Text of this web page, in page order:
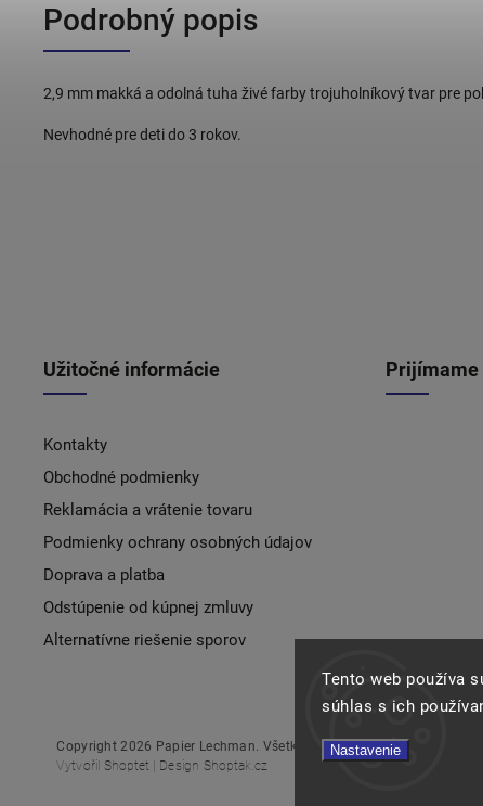
Tento web používa
súhlas s ich
Nastavenie
Podrobný popis
2,9 mm makká a odolná tuha živé farby trojuholníkový tvar pre
Nevhodné pre deti do 3 rokov.
Užitočné informácie
Kontakty
Obchodné podmienky
Reklamácia a vrátenie tovaru
Podmienky ochrany osobných údajov
Doprava a platba
Odstúpenie od kúpnej zmluvy
Alternatívne riešenie sporov
Prijímame
Copyright 2026 Papier Lechman. Všetky práva vyhradené.
Vytvořil Shoptet | Design Shoptak.cz